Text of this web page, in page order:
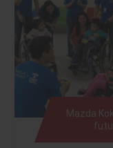
Mazda